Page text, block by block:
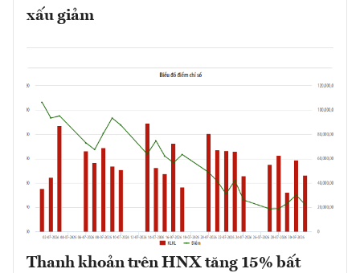
xấu giảm
Thanh khoản trên HNX tăng 15% bất